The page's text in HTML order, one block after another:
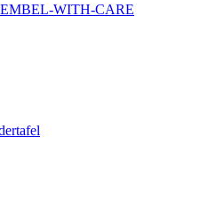
WITH-CARE